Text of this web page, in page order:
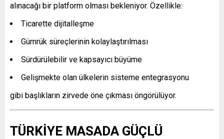
alınacağı bir platform olması bekleniyor. Özellikle:
Ticarette dijitalleşme
Gümrük süreçlerinin kolaylaştırılması
Sürdürülebilir ve kapsayıcı büyüme
Gelişmekte olan ülkelerin sisteme entegrasyonu
gibi başlıkların zirvede öne çıkması öngörülüyor.
TÜRKİYE MASADA GÜÇLÜ